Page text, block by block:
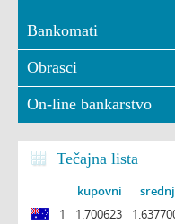
Bankomati
Obrasci
On-line bankarstvo
Tečajna lista
kupovni
1
1.700623